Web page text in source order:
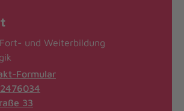
und Weiterbildung
Formular
33